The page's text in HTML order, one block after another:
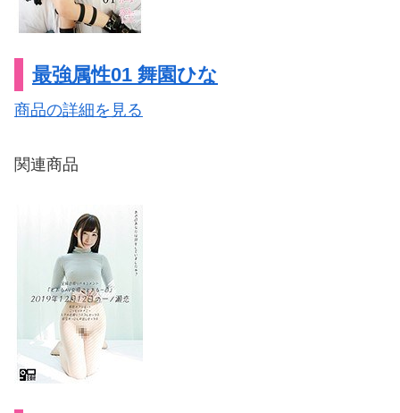
最強属性01 舞園ひな
商品の詳細を見る
関連商品